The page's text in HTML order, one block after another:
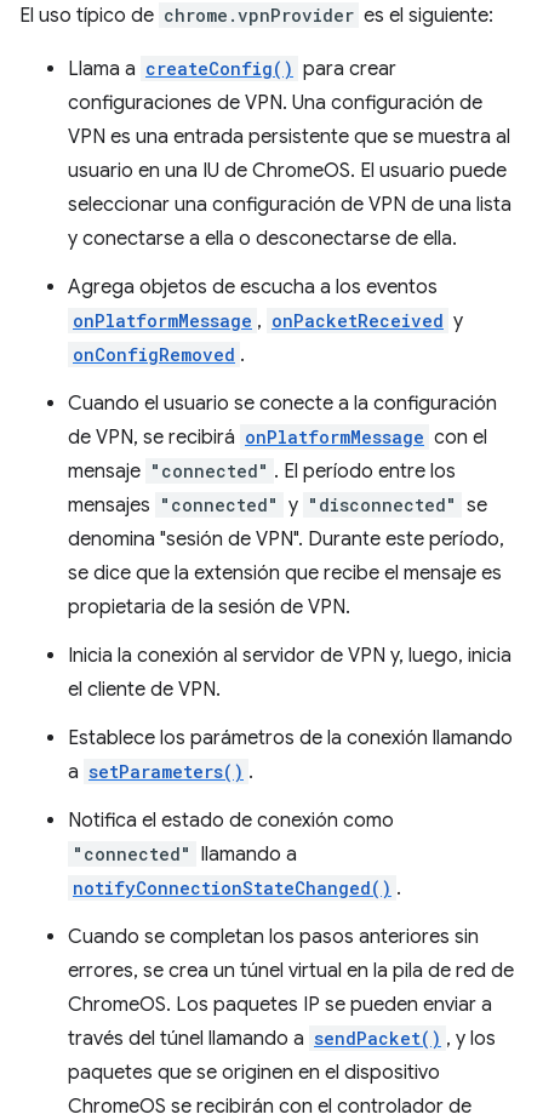
El uso típico de chrome.vpnProvider es el siguiente:
Llama a createConfig() para crear
configuraciones de VPN. Una configuración de
VPN es una entrada persistente que se muestra al
usuario en una IU de ChromeOS. El usuario puede
seleccionar una configuración de VPN de una lista
y conectarse a ella o desconectarse de ella.
Agrega objetos de escucha a los eventos
onPlatformMessage , onPacketReceived y
onConfigRemoved .
Cuando el usuario se conecte a la configuración
de VPN, se recibirá onPlatformMessage con el
mensaje "connected" . El período entre los
mensajes "connected" y "disconnected" se
denomina "sesión de VPN". Durante este período,
se dice que la extensión que recibe el mensaje es
propietaria de la sesión de VPN.
Inicia la conexión al servidor de VPN y, luego, inicia
el cliente de VPN.
Establece los parámetros de la conexión llamando
a setParameters() .
Notifica el estado de conexión como
"connected" llamando a
notifyConnectionStateChanged() .
Cuando se completan los pasos anteriores sin
errores, se crea un túnel virtual en la pila de red de
ChromeOS. Los paquetes IP se pueden enviar a
través del túnel llamando a sendPacket() , y los
paquetes que se originen en el dispositivo
ChromeOS se recibirán con el controlador de